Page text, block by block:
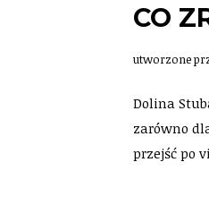
CO
utworzone
Dolina
zarówno
przejść po